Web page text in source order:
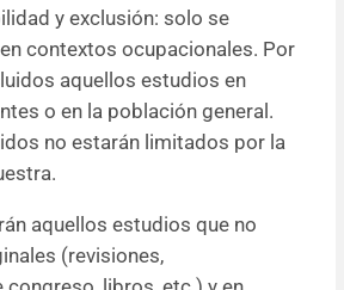
y exclusión: solo se
contextos ocupacionales. Por
aquellos estudios en
o en la población general.
no estarán limitados por la
aquellos estudios que no
(revisiones,